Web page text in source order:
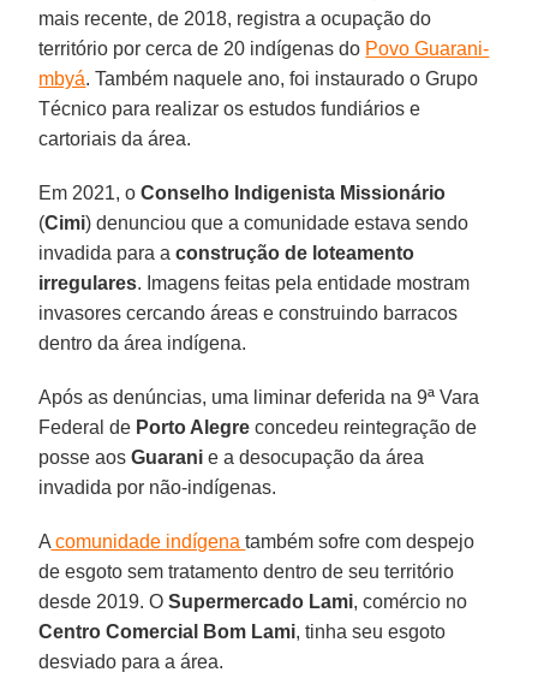
mais recente, de 2018, registra a ocupação do
território por cerca de 20 indígenas do Povo Guarani-
mbyá. Também naquele ano, foi instaurado o Grupo
Técnico para realizar os estudos fundiários e
cartoriais da área.
Em 2021, o Conselho Indigenista Missionário
(Cimi) denunciou que a comunidade estava sendo
invadida para aconstrução de loteamento
irregulares. Imagens feitas pela entidade mostram
invasores cercando áreas e construindo barracos
dentro da área indígena.
Após as denúncias, uma liminar deferida na 9ª Vara
Federal de Porto Alegre concedeu reintegração de
posse aosGuarani e a desocupação da área
invadida por não-indígenas.
A comunidade indígenatambém sofre com despejo
de esgoto sem tratamento dentro de seu território
desde 2019. O Supermercado Lami, comércio no
Centro Comercial Bom Lami, tinha seu esgoto
desviado para a área.